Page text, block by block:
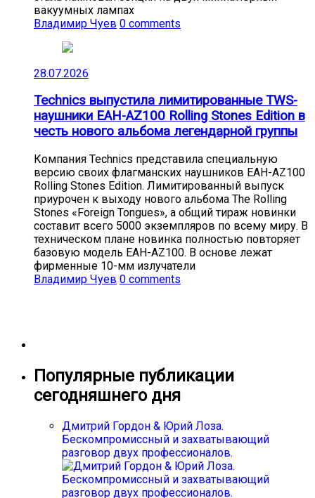
вакуумных лампах
Владимир Чуев 0 comments
28.07.2026
Technics выпустила лимитированные TWS-
наушники EAH-AZ100 Rolling Stones Edition в
честь нового альбома легендарной группы
Компания Technics представила специальную
версию своих флагманских наушников EAH-AZ100
Rolling Stones Edition. Лимитированный выпуск
приурочен к выходу нового альбома The Rolling
Stones «Foreign Tongues», а общий тираж новинки
составит всего 5000 экземпляров по всему миру. В
техническом плане новинка полностью повторяет
базовую модель EAH-AZ100. В основе лежат
фирменные 10-мм излучатели
Владимир Чуев 0 comments
Популярные публикации
сегодняшнего дня
Дмитрий Гордон & Юрий Лоза.
Бескомпромиссный и захватывающий
разговор двух профессионалов.